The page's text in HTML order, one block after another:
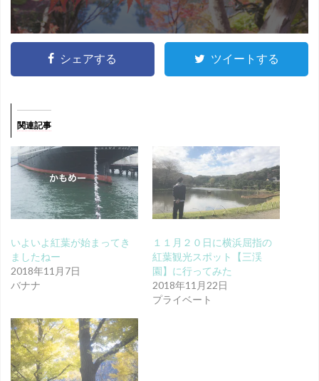
シェアする ツイートする
関連記事
いよいよ紅葉が始まってき
ましたねー
2018年11月7日
バナナ
１１月２０日に横浜屈指の
紅葉観光スポット【三渓
園】に行ってみた
2018年11月22日
プライベート